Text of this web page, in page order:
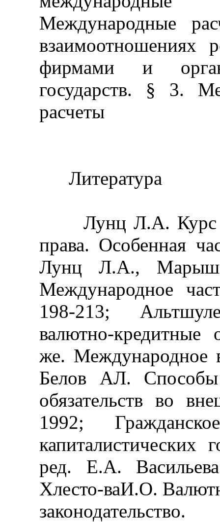
Международные
взаимоотношениях
фирмами и
государств. § 3.
расчеты
Литература
Лунц Л.А. Курс
права. Особенная
Лунц Л.А.,
Международное
198-213;
валютно-
же. Международное
Белов АЛ. Способы
обязательств во
1992;
ред. Е.А.
Хлесто-ваИ.О.